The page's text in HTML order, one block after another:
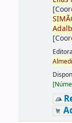
[Coor
[Coor
[